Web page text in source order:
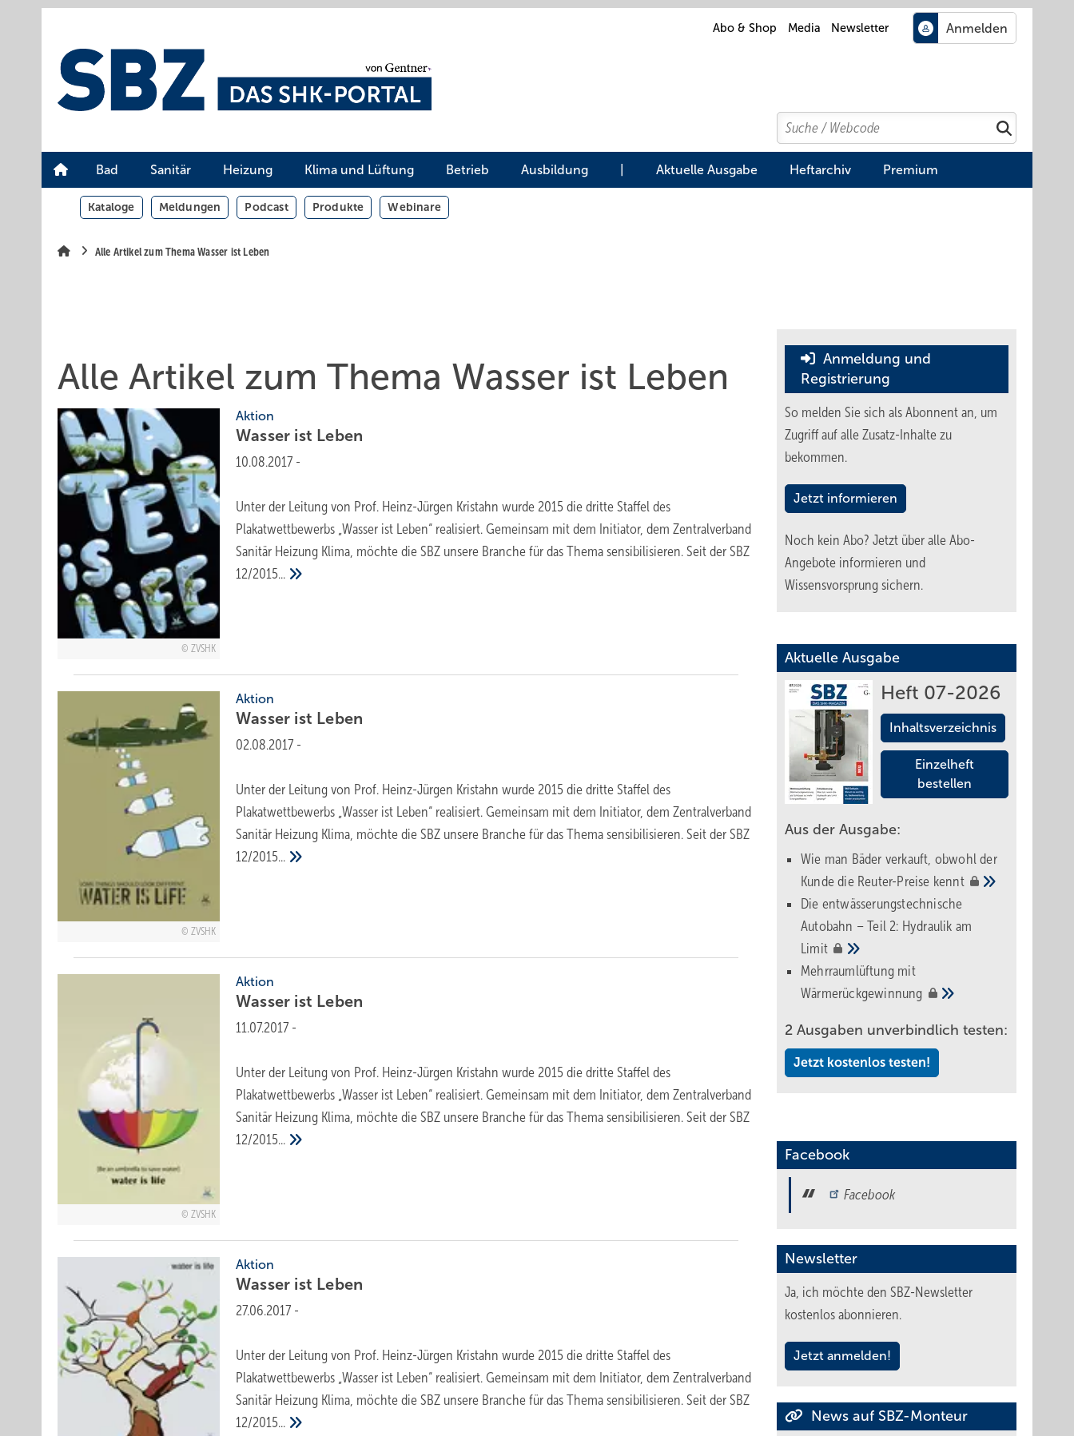
Abo & Shop Media Newsletter
Search
Suchen
Bad Sanitär Heizung Klima und Lüftung Betrieb Ausbildung Aktuelle Ausgabe Heftarchiv Premium
Kataloge Meldungen Podcast Produkte Webinare
Alle Artikel zum Thema Wasser ist Leben
Alle Artikel zum Thema Wasser ist Leben
ZVSHK
Aktion
Wasser ist Leben
10.08.2017 -
Unter der Leitung von Prof. Heinz-Jürgen Kristahn wurde 2015 die dritte Staffel des
Plakatwettbewerbs „Wasser ist Leben“ realisiert. Gemeinsam mit dem Initiator, dem Zentralverband
Sanitär Heizung Klima, möchte die SBZ unsere Branche für das Thema sensibilisieren. Seit der SBZ
12/2015...
ZVSHK
Aktion
Wasser ist Leben
02.08.2017 -
Unter der Leitung von Prof. Heinz-Jürgen Kristahn wurde 2015 die dritte Staffel des
Plakatwettbewerbs „Wasser ist Leben“ realisiert. Gemeinsam mit dem Initiator, dem Zentralverband
Sanitär Heizung Klima, möchte die SBZ unsere Branche für das Thema sensibilisieren. Seit der SBZ
12/2015...
ZVSHK
Aktion
Wasser ist Leben
11.07.2017 -
Unter der Leitung von Prof. Heinz-Jürgen Kristahn wurde 2015 die dritte Staffel des
Plakatwettbewerbs „Wasser ist Leben“ realisiert. Gemeinsam mit dem Initiator, dem Zentralverband
Sanitär Heizung Klima, möchte die SBZ unsere Branche für das Thema sensibilisieren. Seit der SBZ
12/2015...
Aktion
Wasser ist Leben
27.06.2017 -
Unter der Leitung von Prof. Heinz-Jürgen Kristahn wurde 2015 die dritte Staffel des
Plakatwettbewerbs „Wasser ist Leben“ realisiert. Gemeinsam mit dem Initiator, dem Zentralverband
Sanitär Heizung Klima, möchte die SBZ unsere Branche für das Thema sensibilisieren. Seit der SBZ
12/2015...
Anmeldung und
Registrierung
So melden Sie sich als Abonnent an, um
Zugriff auf alle Zusatz-Inhalte zu
bekommen.
Jetzt informieren
Noch kein Abo? Jetzt über alle Abo-
Angebote informieren und
Wissensvorsprung sichern.
Aktuelle Ausgabe
Heft 07-2026
Inhaltsverzeichnis
Einzelheft
bestellen
Aus der Ausgabe:
Wie man Bäder verkauft, obwohl der
Kunde die Reuter-Preise kennt
Die entwässerungstechnische
Autobahn – Teil 2: Hydraulik am
Limit
Mehrraumlüftung mit
Wärmerückgewinnung
2 Ausgaben unverbindlich testen:
Jetzt kostenlos testen!
Facebook
Facebook
Newsletter
Ja, ich möchte den SBZ-Newsletter
kostenlos abonnieren.
Jetzt anmelden!
News auf SBZ-Monteur